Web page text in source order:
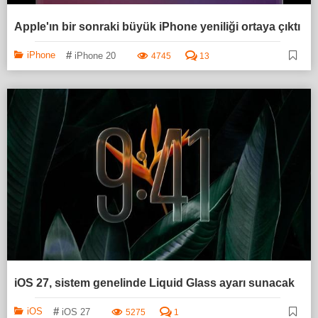
Apple'ın bir sonraki büyük iPhone yeniliği ortaya çıktı
iPhone # iPhone 20 4745 13
iOS 27, sistem genelinde Liquid Glass ayarı sunacak
iOS # iOS 27 5275 1